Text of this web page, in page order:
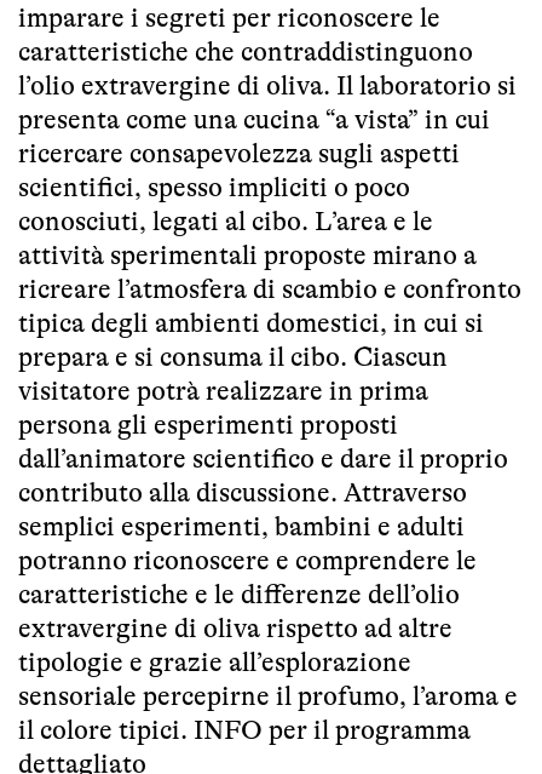
imparare i segreti per riconoscere le
caratteristiche che contraddistinguono
l’olio extravergine di oliva. Il laboratorio si
presenta come una cucina “a vista” in cui
ricercare consapevolezza sugli aspetti
scientifici, spesso impliciti o poco
conosciuti, legati al cibo. L’area e le
attività sperimentali proposte mirano a
ricreare l’atmosfera di scambio e confronto
tipica degli ambienti domestici, in cui si
prepara e si consuma il cibo. Ciascun
visitatore potrà realizzare in prima
persona gli esperimenti proposti
dall’animatore scientifico e dare il proprio
contributo alla discussione. Attraverso
semplici esperimenti, bambini e adulti
potranno riconoscere e comprendere le
caratteristiche e le differenze dell’olio
extravergine di oliva rispetto ad altre
tipologie e grazie all’esplorazione
sensoriale percepirne il profumo, l’aroma e
il colore tipici. INFO per il programma
dettagliato